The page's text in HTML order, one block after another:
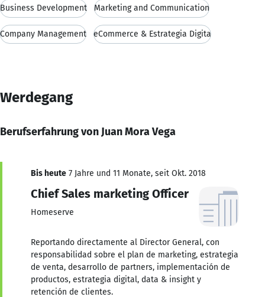
Business Development Marketing and Communication
Company Management eCommerce & Estrategia Digita
Werdegang
Berufserfahrung von Juan Mora Vega
Bis heute 7 Jahre und 11 Monate, seit Okt. 2018
Chief Sales marketing Officer
Homeserve
Reportando directamente al Director General, con
responsabilidad sobre el plan de marketing, estrategia
de venta, desarrollo de partners, implementación de
productos, estrategia digital, data & insight y
retención de clientes.